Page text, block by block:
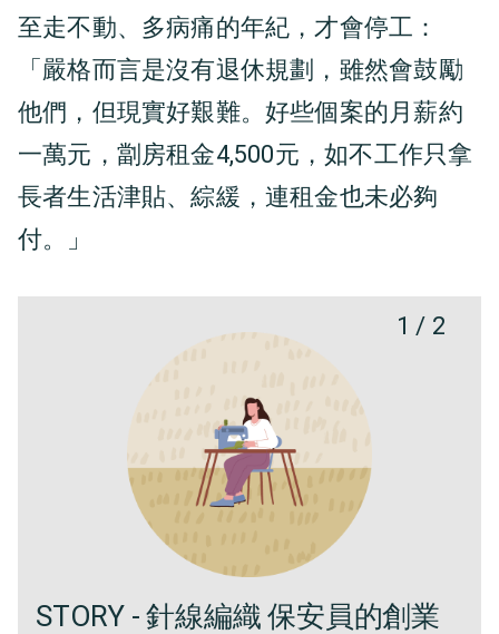
至走不動、多病痛的年紀，才會停工：
「嚴格而言是沒有退休規劃，雖然會鼓勵
他們，但現實好艱難。好些個案的月薪約
一萬元，劏房租金4,500元，如不工作只拿
長者生活津貼、綜緩，連租金也未必夠
付。」
1 / 2
STORY - 針線編織 保安員的創業